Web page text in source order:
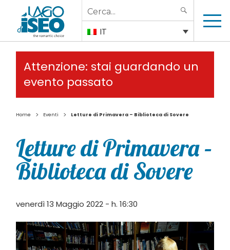
Search
for:
IT
Attenzione: stai guardando un
evento passato
Home > Eventi > Letture di Primavera – Biblioteca di Sovere
Letture di Primavera –
Biblioteca di Sovere
venerdì 13 Maggio 2022 - h. 16:30